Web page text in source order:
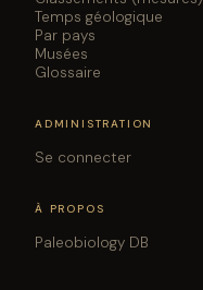
Temps géologique
Par pays
Musées
Glossaire
ADMINISTRATION
Se connecter
À PROPOS
Paleobiology DB